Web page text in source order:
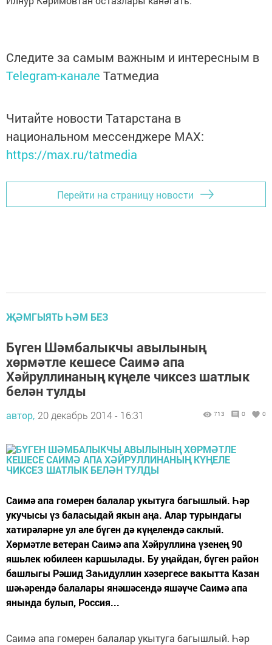
Следите за самым важным и интересным в
Telegram-канале Татмедиа
Читайте новости Татарстана в
национальном мессенджере MАХ:
https://max.ru/tatmedia
Перейти на страницу новости
ҖӘМГЫЯТЬ ҺӘМ БЕЗ
Бүген Шәмбалыкчы авылының
хөрмәтле кешесе Саимә апа
Хәйруллинаның күңеле чиксез шатлык
белән тулды
автор, 20 декабрь 2014 - 16:31 713 0 0
Саимә апа гомерен балалар укытуга багышлый. Һәр
укучысы үз баласыдай якын аңа. Алар турындагы
хатирәләрне ул әле бүген дә күңелендә саклый.
Хөрмәтле ветеран Саимә апа Хәйруллина үзенең 90
яшьлек юбилеен каршылады. Бу уңайдан, бүген район
башлыгы Рәшид Заһидуллин хәзергесе вакытта Казан
шәһәрендә балалары янәшәсендә яшәүче Саимә апа
янында булып, Россия...
Саимә апа гомерен балалар укытуга багышлый. Һәр